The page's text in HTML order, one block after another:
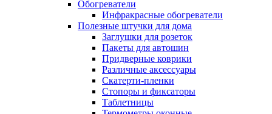
Обогреватели
Инфракрасные обогреватели
Полезные штучки для дома
Заглушки для розеток
Пакеты для автошин
Придверные коврики
Различные аксессуары
Скатерти-пленки
Стопоры и фиксаторы
Таблетницы